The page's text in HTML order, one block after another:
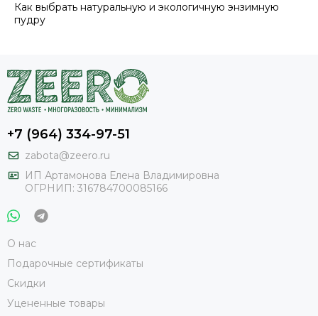
Как выбрать натуральную и экологичную энзимную
пудру
+7 (964) 334-97-51
zabota@zeero.ru
И П Артамонова Елена Владимировна
ОГРНИП: 316784700085166
О нас
Подарочные сертификаты
Скидки
Уцененные товары